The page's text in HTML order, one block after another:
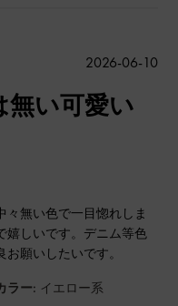
い可愛い
無い色で一目惚れしま
嬉しいです。デニム等色
願いしたいです。
ラー: イエロー系
公
2026-06-10